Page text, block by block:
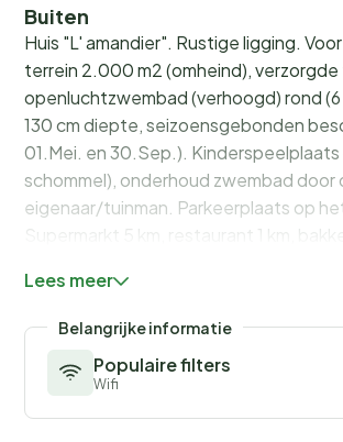
Buiten
Huis "L' amandier". Rustige ligging.
terrein 2.000 m2 (omheind),
openluchtzwembad (verhoogd) rond (6
130 cm diepte, seizoensgebonden
01.Mei. en 30.Sep.). Kinderspeelplaats
schommel), onderhoud zwembad door
eigenaar/tuinman. Parkeerplaats op
Supermarkt 5 km, restaurant 1 km,
buurt: Carpentras 8 km, L'Isle sur la
Gordes 22 km, Avignon 31 km. Object
FR8038.105.1 is gelegen op hetzelfde
Lees meer
Belangrijke informatie
Populaire filters
Wifi